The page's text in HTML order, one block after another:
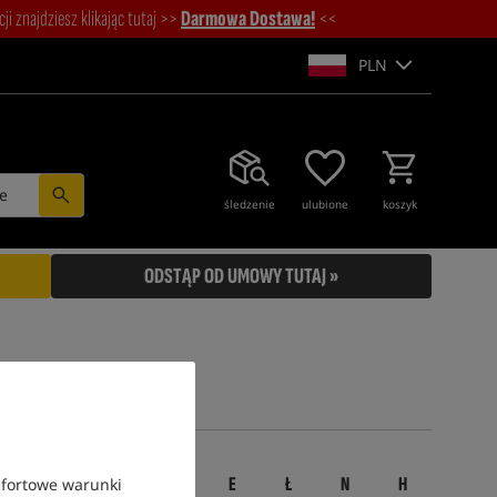
warunki
znajdziesz klikając tutaj >>Darmowa Dostawa! <<
PLN
śledzenie ulubione koszyk
ODSTĄP OD UMOWY TUTAJ »
Z O C E Ł N H